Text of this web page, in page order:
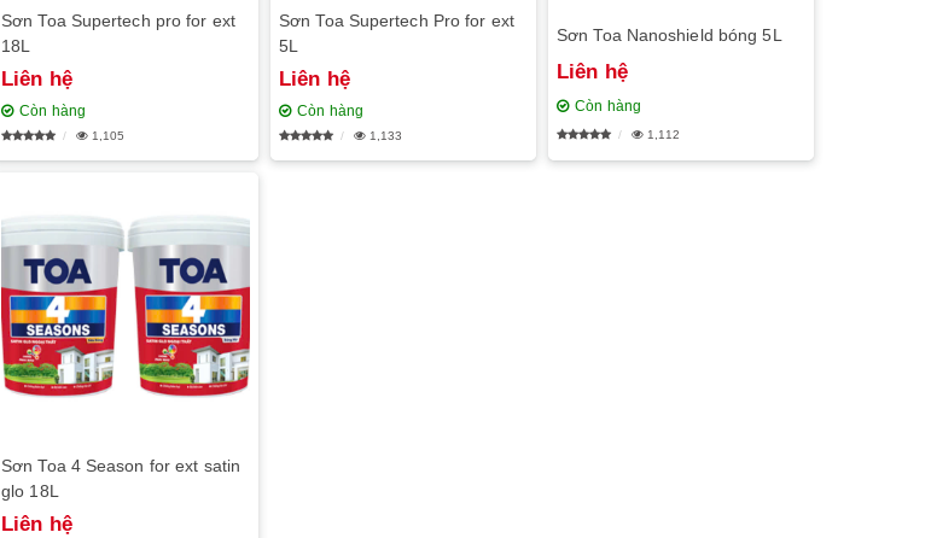
Sơn Toa Supertech pro for ext
18L
Liên hệ
Còn hàng
1,105
Sơn Toa Supertech Pro for ext
5L
Liên hệ
Còn hàng
1,133
Sơn Toa Nanoshield bóng 5L
Liên hệ
Còn hàng
1,112
Sơn Toa 4 Season for ext satin
glo 18L
Liên hệ